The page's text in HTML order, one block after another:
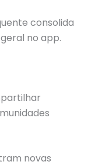
consolida
no app.
novas